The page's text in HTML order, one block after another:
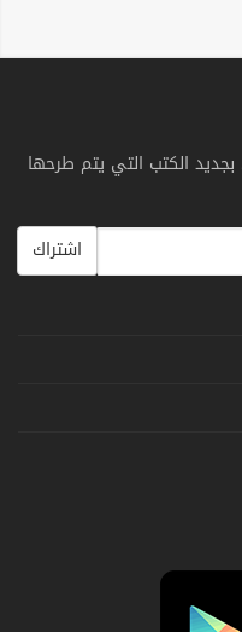
بجديد الكتب التي يتم طرحها
اشتراك